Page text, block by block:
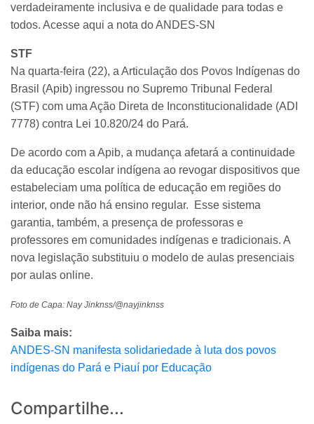
verdadeiramente inclusiva e de qualidade para todas e
todos. Acesse aqui a nota do ANDES-SN
STF
Na quarta-feira (22), a Articulação dos Povos Indígenas do
Brasil (Apib) ingressou no Supremo Tribunal Federal
(STF) com uma Ação Direta de Inconstitucionalidade (ADI
7778) contra Lei 10.820/24 do Pará.
De acordo com a Apib, a mudança afetará a continuidade
da educação escolar indígena ao revogar dispositivos que
estabeleciam uma política de educação em regiões do
interior, onde não há ensino regular. Esse sistema
garantia, também, a presença de professoras e
professores em comunidades indígenas e tradicionais. A
nova legislação substituiu o modelo de aulas presenciais
por aulas online.
Foto de Capa: Nay Jinknss/@nayjinknss
Saiba mais:
ANDES-SN manifesta solidariedade à luta dos povos
indígenas do Pará e Piauí por Educação
Compartilhe...